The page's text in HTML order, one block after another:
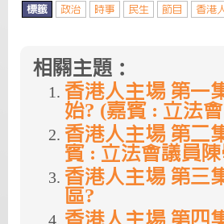
標籤 政治 時事 民生 節目 香港
相關主題：
香港人主場 第一
始? (嘉賓 : 立法
香港人主場 第二
賓 : 立法會議員
香港人主場 第三
區?
香港人主場 第四